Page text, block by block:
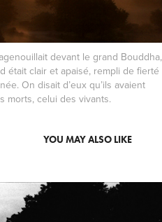
devant le grand Bouddha,
était clair et apaisé, rempli de fierté
On disait d’eux qu’ils avaient
morts, celui des vivants.
YOU MAY ALSO LIKE